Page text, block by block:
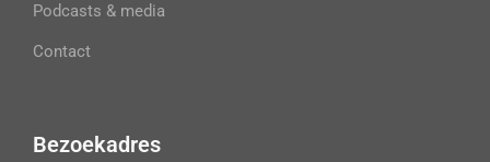
Podcasts & media
Contact
Bezoekadres